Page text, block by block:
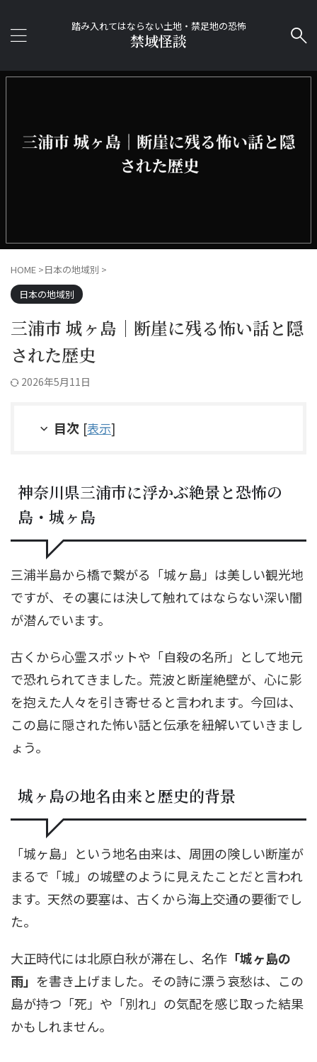
踏み入れてはならない土地・禁足地の恐怖
禁域怪談
HOME >日本の地域別 >
日本の地域別
三浦市 城ヶ島｜断崖に残る怖い話と隠
された歴史
2026年5月11日
目次 [表示]
神奈川県三浦市に浮かぶ絶景と恐怖の
島・城ヶ島
三浦半島から橋で繋がる「城ヶ島」は美しい観光地
ですが、その裏には決して触れてはならない深い闇
が潜んでいます。
古くから心霊スポットや「自殺の名所」として地元
で恐れられてきました。荒波と断崖絶壁が、心に影
を抱えた人々を引き寄せると言われます。今回は、
この島に隠された怖い話と伝承を紐解いていきまし
ょう。
城ヶ島の地名由来と歴史的背景
「城ヶ島」という地名由来は、周囲の険しい断崖が
まるで「城」の城壁のように見えたことだと言われ
ます。天然の要塞は、古くから海上交通の要衝でし
た。
大正時代には北原白秋が滞在し、名作 「城ヶ島の
雨」 を書き上げました。その詩に漂う哀愁は、この
島が持つ「死」や「別れ」の気配を感じ取った結果
かもしれません。